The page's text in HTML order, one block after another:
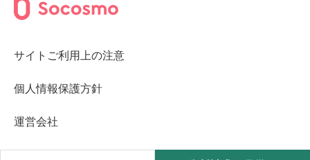
サイトご利用上の注意
個人情報保護方針
運営会社